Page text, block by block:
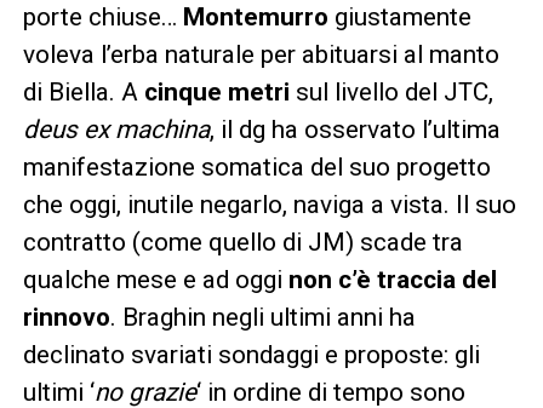
porte chiuse… Montemurro giustamente
voleva l’erba naturale per abituarsi al manto
di Biella. A cinque metri sul livello del JTC,
deus ex machina, il dg ha osservato l’ultima
manifestazione somatica del suo progetto
che oggi, inutile negarlo, naviga a vista. Il suo
contratto (come quello di JM) scade tra
qualche mese e ad oggi non c’è traccia del
rinnovo. Braghin negli ultimi anni ha
declinato svariati sondaggi e proposte: gli
ultimi ‘no grazie‘ in ordine di tempo sono